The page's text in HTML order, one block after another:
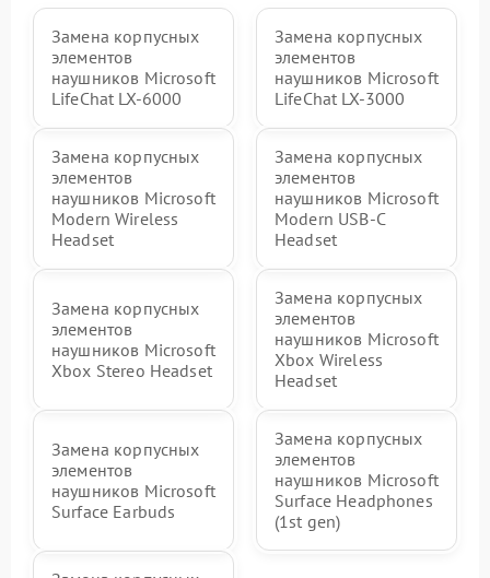
Замена корпусных
элементов
наушников Microsoft
LifeChat LX-6000
Замена корпусных
элементов
наушников Microsoft
LifeChat LX-3000
Замена корпусных
элементов
наушников Microsoft
Modern Wireless
Headset
Замена корпусных
элементов
наушников Microsoft
Modern USB-C
Headset
Замена корпусных
элементов
наушников Microsoft
Xbox Stereo Headset
Замена корпусных
элементов
наушников Microsoft
Xbox Wireless
Headset
Замена корпусных
элементов
наушников Microsoft
Surface Earbuds
Замена корпусных
элементов
наушников Microsoft
Surface Headphones
(1st gen)